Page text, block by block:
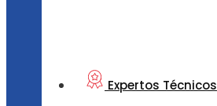
Expertos Técnicos